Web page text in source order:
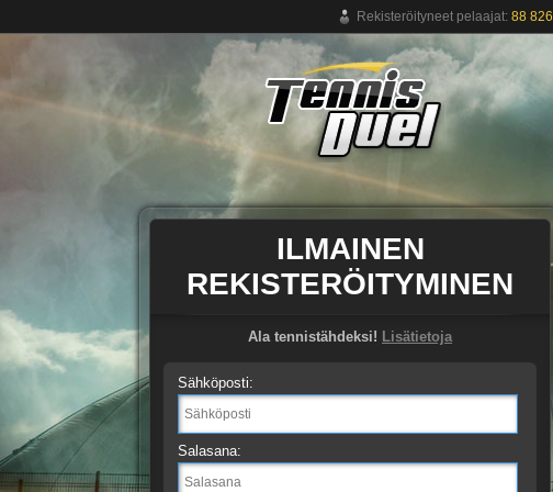
Rekisteröityneet pelaajat: 88 826
ILMAINEN
REKISTERÖITYMINEN
Ala tennistähdeksi! Lisätietoja
Sähköposti:
Salasana: